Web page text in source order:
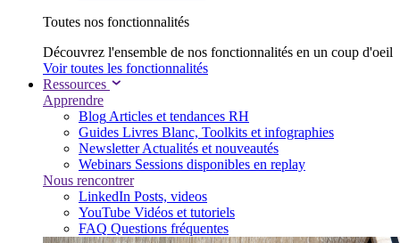
Toutes nos fonctionnalités
Découvrez l'ensemble de nos fonctionnalités en un coup d'oeil
Voir toutes les fonctionnalités
Ressources
Apprendre
Blog Articles et tendances RH
Guides Livres Blanc, Toolkits et infographies
Newsletter Actualités et nouveautés
Webinars Sessions disponibles en replay
Nous rencontrer
LinkedIn Posts, videos
YouTube Vidéos et tutoriels
FAQ Questions fréquentes